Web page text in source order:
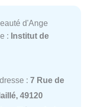
d'Ange
: Institut de
: 7 Rue de
49120